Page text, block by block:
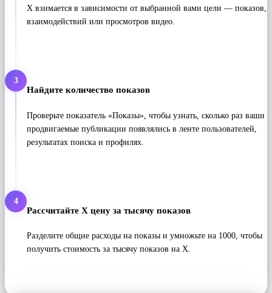
X взимается в зависимости от выбранной вами цели — показов,
взаимодействий или просмотров видео.
3
Найдите количество показов
Проверьте показатель «Показы», ​​чтобы узнать, сколько раз ваши
продвигаемые публикации появлялись в ленте пользователей,
результатах поиска и профилях.
4
Рассчитайте X цену за тысячу показов
Разделите общие расходы на показы и умножьте на 1000, чтобы
получить стоимость за тысячу показов на X.